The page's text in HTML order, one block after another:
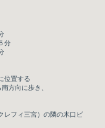
分
位置する
方向に歩き、
レフィ三宮）の隣の木口ビ